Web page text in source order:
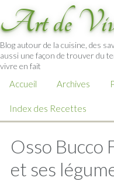
Art de
Blog autour de la cuisine, des
aussi une façon de trouver du
vivre en fait
Accueil Archives
Index des Recettes
Osso Bucco
et ses